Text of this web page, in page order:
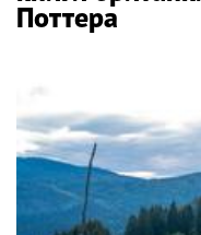
Поттера